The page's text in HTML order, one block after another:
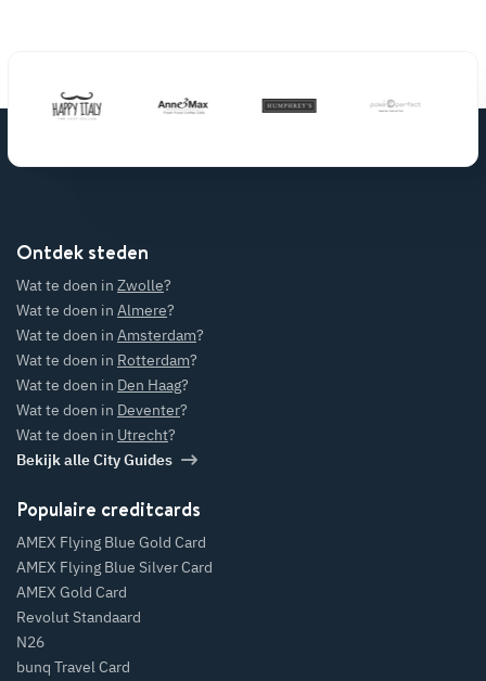
Ontdek steden
Wat te doen in Zwolle?
Wat te doen in Almere?
Wat te doen in Amsterdam?
Wat te doen in Rotterdam?
Wat te doen in Den Haag?
Wat te doen in Deventer?
Wat te doen in Utrecht?
Bekijk alle City Guides
Populaire creditcards
AMEX Flying Blue Gold Card
AMEX Flying Blue Silver Card
AMEX Gold Card
Revolut Standaard
N26
bunq Travel Card